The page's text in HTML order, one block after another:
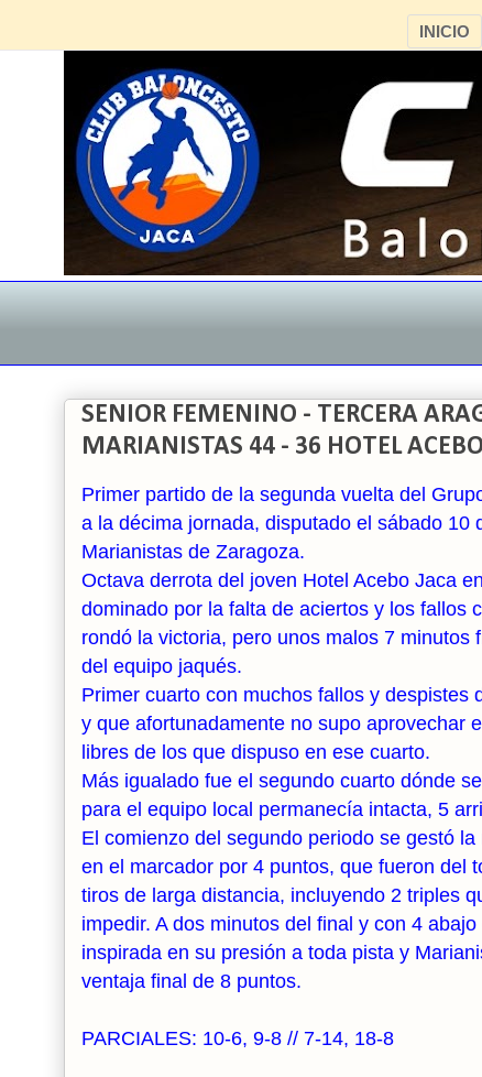
INICIO
SENIOR FEMENINO - TERCERA
MARIANISTAS 44 - 36 HOTEL
Primer partido de la segunda vuelta del
a la décima jornada, disputado el sábado
Marianistas de Zaragoza.
Octava derrota del joven Hotel Acebo Jaca
dominado por la falta de aciertos y los fallos
rondó la victoria, pero unos malos 7
del equipo jaqués.
Primer cuarto con muchos fallos y despistes
y que afortunadamente no supo aprovechar
libres de los que dispuso en ese cuarto.
Más igualado fue el segundo cuarto dónde
para el equipo local permanecía intacta, 5
El comienzo del segundo periodo se gestó
en el marcador por 4 puntos, que fueron del
tiros de larga distancia, incluyendo 2 triples
impedir. A dos minutos del final y con 4
inspirada en su presión a toda pista y
ventaja final de 8 puntos.
PARCIALES: 10-6, 9-8 // 7-14, 18-8